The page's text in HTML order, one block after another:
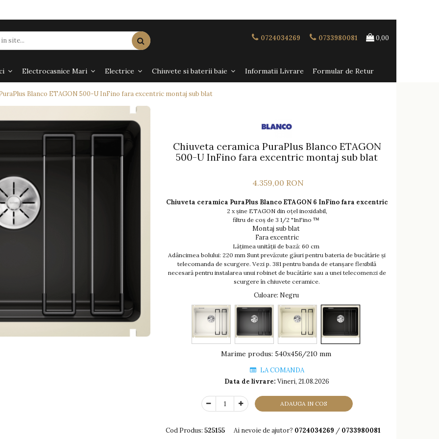
0724034269 0733980081 0,00
Electrocasnice Mari Electrice Chiuvete si baterii baie Informatii Livrare Formular de Retur
Blanco ETAGON 500-U InFino fara excentric montaj sub blat
Chiuveta ceramica PuraPlus Blanco ETAGON
500-U InFino fara excentric montaj sub blat
4.359,00 RON
Chiuveta ceramica PuraPlus Blanco ETAGON 6 InFino fara excentric
2 x șine ETAGON din oțel inoxidabil,
filtru de coș de 3 1/2 "InFino ™
Montaj sub blat
Fara excentric
Lățimea unității de bază: 60 cm
Adâncimea bolului: 220 mm Sunt prevăzute găuri pentru bateria de bucătărie și
telecomanda de scurgere. Vezi p. 381 pentru banda de etanșare flexibilă
necesară pentru instalarea unui robinet de bucătărie sau a unei telecomenzi de
scurgere în chiuvete ceramice.
Culoare: Negru
Marime produs: 540x456/210 mm
LA COMANDA
Data de livrare: Vineri, 21.08.2026
ADAUGA IN COS
Cod Produs: 525155 Ai nevoie de ajutor? 0724034269 / 0733980081